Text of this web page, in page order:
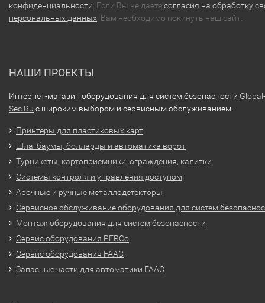
конфиденциальности . Если Вы не даетесогласия на обработку
персональных данных , Вам необходимо покинуть наш сайт.
НАШИ ПРОЕКТЫ
Интернет-магазин оборудования для систем безопасности Global-
Sec.Ru с широким выбором и сервисным обслуживанием.
Принтеры для пластиковых карт
Шлагбаумы, болларды и автоматика ворот
Турникеты, картоприемники, ограждения, калитки
Системы контроля и управления доступом
Арочные и ручные металлодетекторы
Сервисное обслуживание оборудования для систем
Монтаж оборудования для систем безопасности
Сервис оборудования PERCo
Сервис оборудования FAAC
Запасные части для автоматики FAAC